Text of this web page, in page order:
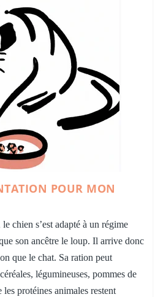
POUR MON
chien s’est adapté à un régime
son ancêtre le loup. Il arrive donc
que le chat. Sa ration peut
légumineuses, pommes de
les protéines animales restent